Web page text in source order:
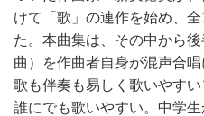
けて「歌」の連作を始め、
た。本曲集は、その中から
曲）を作曲者自身が混声合
歌も伴奏も易しく歌いやす
誰にでも歌いやすい。中学